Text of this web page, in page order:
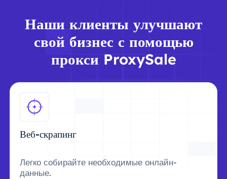
Наши клиенты улучшают
свой бизнес с помощью
прокси ProxySale
Веб-скрапинг
Легко собирайте необходимые онлайн-
данные.